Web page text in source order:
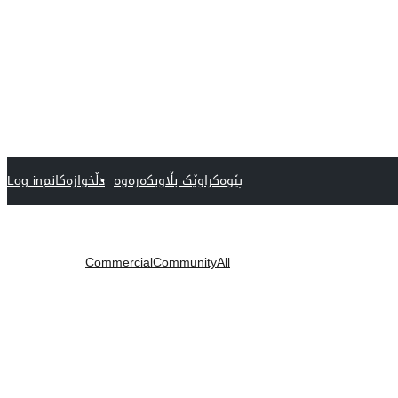
پێوەکراوێک بڵاوبکەرەوە دڵخوازەکانمLog in
All
Community
Commercial